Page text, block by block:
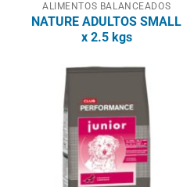
ALIMENTOS BALANCEADOS
NATURE ADULTOS SMALL
x 2.5 kgs